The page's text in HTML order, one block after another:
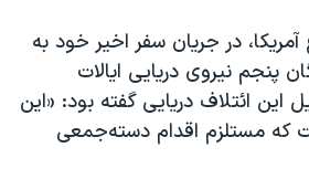
آمریکا، در جریان سفر اخیر خود به
پنجم نیروی دریایی ایالات
این ائتلاف دریایی گفته بود: «این
که مستلزم اقدام دسته‌جمعی